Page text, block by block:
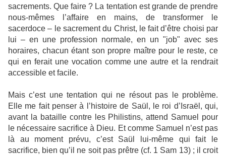
sacrements. Que faire ? La tentation est grande de prendre
nous-mêmes l’affaire en mains, de transformer le
sacerdoce – le sacrement du Christ, le fait d’être choisi par
lui – en une profession normale, en un "job" avec ses
horaires, chacun étant son propre maître pour le reste, ce
qui en ferait une vocation comme une autre et la rendrait
accessible et facile.
Mais c’est une tentation qui ne résout pas le problème.
Elle me fait penser à l’histoire de Saül, le roi d’Israël, qui,
avant la bataille contre les Philistins, attend Samuel pour
le nécessaire sacrifice à Dieu. Et comme Samuel n’est pas
là au moment prévu, c’est Saül lui-même qui fait le
sacrifice, bien qu’il ne soit pas prêtre (cf. 1 Sam 13) ; il croit